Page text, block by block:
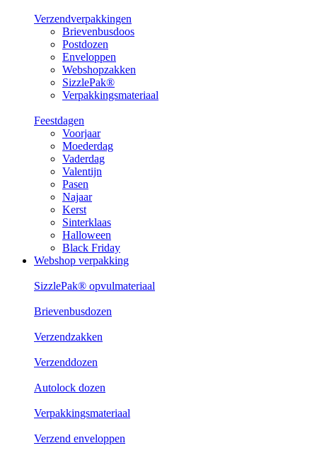
Verzendverpakkingen
Brievenbusdoos
Postdozen
Enveloppen
Webshopzakken
SizzlePak®
Verpakkingsmateriaal
Feestdagen
Voorjaar
Moederdag
Vaderdag
Valentijn
Pasen
Najaar
Kerst
Sinterklaas
Halloween
Black Friday
Webshop verpakking
SizzlePak® opvulmateriaal
Brievenbusdozen
Verzendzakken
Verzenddozen
Autolock dozen
Verpakkingsmateriaal
Verzend enveloppen